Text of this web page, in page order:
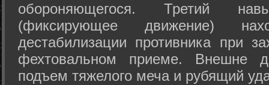
обороняющегося. Третий
(фиксирующее движение)
дестабилизации противника при
фехтовальном приеме. Внешне
подъем тяжелого меча и рубящий